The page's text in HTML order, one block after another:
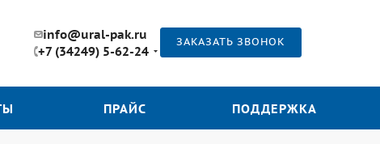
info@ural-pak.ru
+7 (34249) 5-62-24
ЗАКАЗАТЬ ЗВОНОК
ПРАЙС ПОДДЕРЖКА